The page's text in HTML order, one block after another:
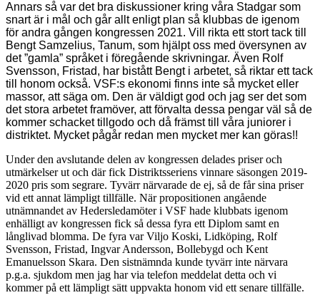
Annars så var det bra diskussioner kring våra Stadgar som
snart är i mål och går allt enligt plan så klubbas de igenom
för andra gången kongressen 2021. Vill rikta ett stort tack till
Bengt Samzelius, Tanum, som hjälpt oss med översynen av
det ”gamla” språket i föregående skrivningar. Även Rolf
Svensson, Fristad, har bistått Bengt i arbetet, så riktar ett tack
till honom också. VSF:s ekonomi finns inte så mycket eller
massor, att säga om. Den är väldigt god och jag ser det som
det stora arbetet framöver, att förvalta dessa pengar väl så de
kommer schacket tillgodo och då främst till våra juniorer i
distriktet. Mycket pågår redan men mycket mer kan göras!!
Under den avslutande delen av kongressen delades priser och
utmärkelser ut och där fick Distriktsseriens vinnare säsongen 2019-
2020 pris som segrare. Tyvärr närvarade de ej, så de får sina priser
vid ett annat lämpligt tillfälle. När propositionen angående
utnämnandet av Hedersledamöter i VSF hade klubbats igenom
enhälligt av kongressen fick så dessa fyra ett Diplom samt en
långlivad blomma. De fyra var Viljo Koski, Lidköping, Rolf
Svensson, Fristad, Ingvar Andersson, Bollebygd och Kent
Emanuelsson Skara. Den sistnämnda kunde tyvärr inte närvara
p.g.a. sjukdom men jag har via telefon meddelat detta och vi
kommer på ett lämpligt sätt uppvakta honom vid ett senare tillfälle.